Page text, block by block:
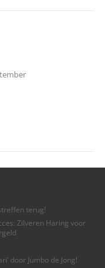
terug!
Zilveren Haring voor
door Jumbo de Jong!